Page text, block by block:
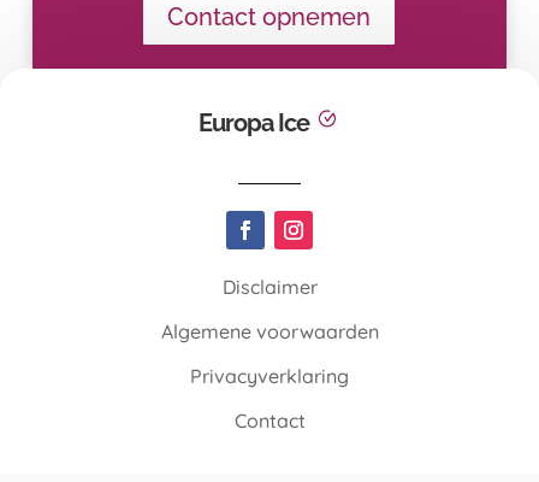
Contact opnemen
Europa Ice
Disclaimer
Algemene voorwaarden
Privacyverklaring
Contact